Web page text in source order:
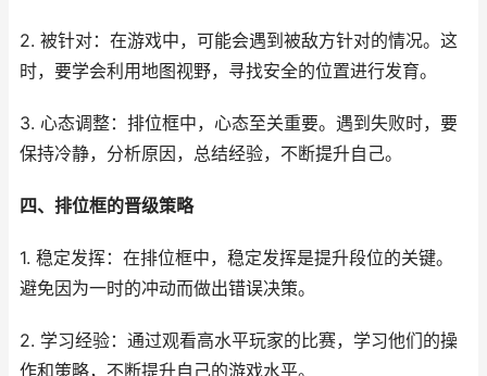
2. 被针对：在游戏中，可能会遇到被敌方针对的情况。这
时，要学会利用地图视野，寻找安全的位置进行发育。
3. 心态调整：排位框中，心态至关重要。遇到失败时，要
保持冷静，分析原因，总结经验，不断提升自己。
四、排位框的晋级策略
1. 稳定发挥：在排位框中，稳定发挥是提升段位的关键。
避免因为一时的冲动而做出错误决策。
2. 学习经验：通过观看高水平玩家的比赛，学习他们的操
作和策略，不断提升自己的游戏水平。